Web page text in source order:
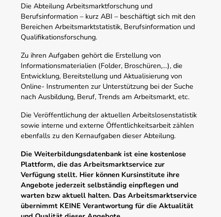
Die Abteilung Arbeitsmarktforschung und
Berufsinformation – kurz ABI – beschäftigt sich mit den
Bereichen Arbeitsmarktstatistik, Berufsinformation und
Qualifikationsforschung.
Zu ihren Aufgaben gehört die Erstellung von
Informationsmaterialien (Folder, Broschüren,…), die
Entwicklung, Bereitstellung und Aktualisierung von
Online- Instrumenten zur Unterstützung bei der Suche
nach Ausbildung, Beruf, Trends am Arbeitsmarkt, etc.
Die Veröffentlichung der aktuellen Arbeitslosenstatistik
sowie interne und externe Öffentlichkeitsarbeit zählen
ebenfalls zu den Kernaufgaben dieser Abteilung.
Die Weiterbildungsdatenbank ist eine kostenlose
Plattform, die das Arbeitsmarktservice zur
Verfügung stellt. Hier können Kursinstitute ihre
Angebote jederzeit selbständig einpflegen und
warten bzw aktuell halten. Das Arbeitsmarktservice
übernimmt KEINE Verantwortung für die Aktualität